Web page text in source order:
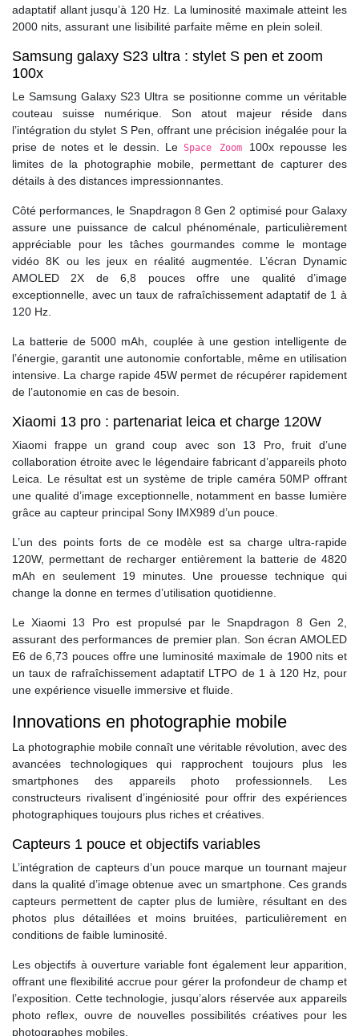
adaptatif allant jusqu’à 120 Hz. La luminosité maximale atteint les
2000 nits, assurant une lisibilité parfaite même en plein soleil.
Samsung galaxy S23 ultra : stylet S pen et zoom
100x
Le Samsung Galaxy S23 Ultra se positionne comme un véritable
couteau suisse numérique. Son atout majeur réside dans
l’intégration du stylet S Pen, offrant une précision inégalée pour la
prise de notes et le dessin. Le Space Zoom 100x repousse les
limites de la photographie mobile, permettant de capturer des
détails à des distances impressionnantes.
Côté performances, le Snapdragon 8 Gen 2 optimisé pour Galaxy
assure une puissance de calcul phénoménale, particulièrement
appréciable pour les tâches gourmandes comme le montage
vidéo 8K ou les jeux en réalité augmentée. L’écran Dynamic
AMOLED 2X de 6,8 pouces offre une qualité d’image
exceptionnelle, avec un taux de rafraîchissement adaptatif de 1 à
120 Hz.
La batterie de 5000 mAh, couplée à une gestion intelligente de
l’énergie, garantit une autonomie confortable, même en utilisation
intensive. La charge rapide 45W permet de récupérer rapidement
de l’autonomie en cas de besoin.
Xiaomi 13 pro : partenariat leica et charge 120W
Xiaomi frappe un grand coup avec son 13 Pro, fruit d’une
collaboration étroite avec le légendaire fabricant d’appareils photo
Leica. Le résultat est un système de triple caméra 50MP offrant
une qualité d’image exceptionnelle, notamment en basse lumière
grâce au capteur principal Sony IMX989 d’un pouce.
L’un des points forts de ce modèle est sa charge ultra-rapide
120W, permettant de recharger entièrement la batterie de 4820
mAh en seulement 19 minutes. Une prouesse technique qui
change la donne en termes d’utilisation quotidienne.
Le Xiaomi 13 Pro est propulsé par le Snapdragon 8 Gen 2,
assurant des performances de premier plan. Son écran AMOLED
E6 de 6,73 pouces offre une luminosité maximale de 1900 nits et
un taux de rafraîchissement adaptatif LTPO de 1 à 120 Hz, pour
une expérience visuelle immersive et fluide.
Innovations en photographie mobile
La photographie mobile connaît une véritable révolution, avec des
avancées technologiques qui rapprochent toujours plus les
smartphones des appareils photo professionnels. Les
constructeurs rivalisent d’ingéniosité pour offrir des expériences
photographiques toujours plus riches et créatives.
Capteurs 1 pouce et objectifs variables
L’intégration de capteurs d’un pouce marque un tournant majeur
dans la qualité d’image obtenue avec un smartphone. Ces grands
capteurs permettent de capter plus de lumière, résultant en des
photos plus détaillées et moins bruitées, particulièrement en
conditions de faible luminosité.
Les objectifs à ouverture variable font également leur apparition,
offrant une flexibilité accrue pour gérer la profondeur de champ et
l’exposition. Cette technologie, jusqu’alors réservée aux appareils
photo reflex, ouvre de nouvelles possibilités créatives pour les
photographes mobiles.